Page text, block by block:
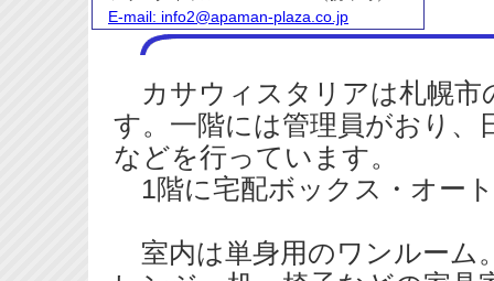
E-mail: info2@apaman-plaza.co.jp
カサウィスタリアは札幌市
す。一階には管理員がおり、
などを行っています。
1階に宅配ボックス・オー
室内は単身用のワンルーム